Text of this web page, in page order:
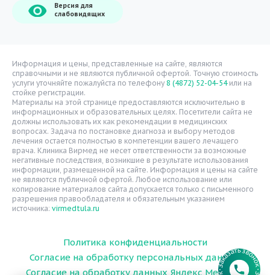
О компании
Расписание врачей
Надзорные органы
Статьи
Вопрос-ответ
Видео
Вакансии
Карта сайта
Контакты
Версия для
слабовидящих
Информация и цены, представленные на сайте, являются
справочными и не являются публичной офертой. Точную стоимость
услуги уточняйте пожалуйста по телефону 8 (4872) 52-04-54или на
стойке регистрации.
Материалы на этой странице предоставляются исключительно в
информационных и образовательных целях. Посетители сайта не
должны использовать их как рекомендации в медицинских
вопросах. Задача по постановке диагноза и выбору методов
лечения остается полностью в компетенции вашего лечащего
врача. Клиника Вирмед не несет ответственности за возможные
негативные последствия, возникшие в результате использования
информации, размещенной на сайте. Информация и цены на сайте
не являются публичной офертой. Любое использование или
копирование материалов сайта допускается только с письменного
разрешения правообладателя и обязательным указанием
источника: virmedtula.ru
Политика конфиденциальности
Согласие на обработку персональных данных
Согласие на обработку данных Яндекс Метрика